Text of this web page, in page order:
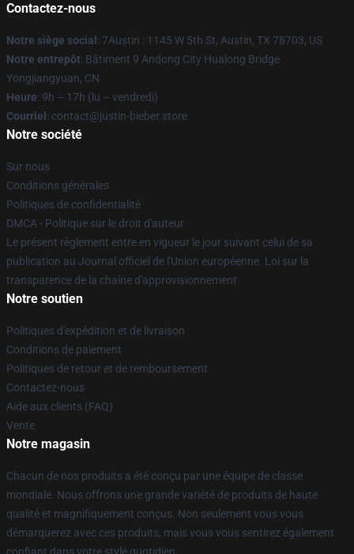
Contactez-nous
Notre siège social : 7Austin : 1145 W 5th St, Austin, TX 78703, US
Notre entrepôt: Bâtiment 9 Andong City Hualong Bridge
Yongjiangyuan, CN
Heure: 9h – 17h (lu – vendredi)
Courriel : contact@justin-bieber.store
Notre société
Sur nous
Conditions générales
Politiques de confidentialité
DMCA - Politique sur le droit d'auteur
Le présent règlement entre en vigueur le jour suivant celui de sa
publication au Journal officiel de l'Union européenne. Loi sur la
transparence de la chaîne d'approvisionnement
Notre soutien
Politiques d'expédition et de livraison
Conditions de paiement
Politiques de retour et de remboursement
Contactez-nous
Aide aux clients (FAQ)
Vente
Notre magasin
Chacun de nos produits a été conçu par une équipe de classe
mondiale. Nous offrons une grande variété de produits de haute
qualité et magnifiquement conçus. Non seulement vous vous
démarquerez avec ces produits, mais vous vous sentirez également